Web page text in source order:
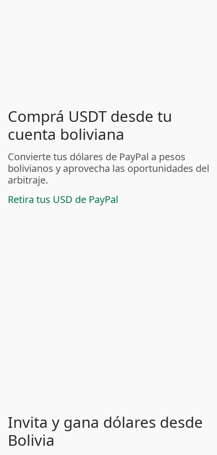
Comprá USDT desde tu
cuenta boliviana
Convierte tus dólares de PayPal a pesos
bolivianos y aprovecha las oportunidades del
arbitraje.
Retira tus USD de PayPal
Invita y gana dólares desde
Bolivia